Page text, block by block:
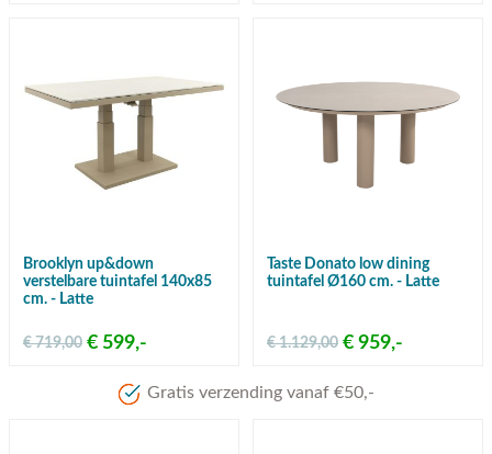
Brooklyn up&down
verstelbare tuintafel 140x85
cm. - Latte
€ 599,-
€ 719,00
Taste Donato low dining
tuintafel Ø160 cm. - Latte
€ 959,-
€ 1.129,00
Meer dan 80 jaar